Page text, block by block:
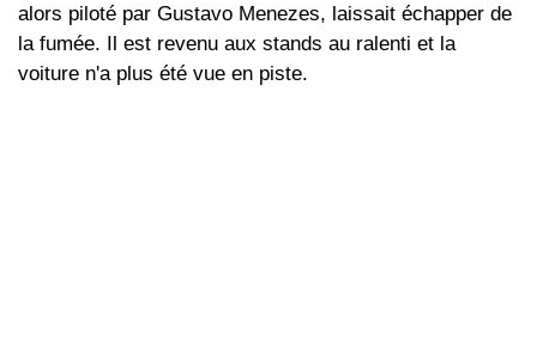
alors piloté par Gustavo Menezes, laissait échapper de
la fumée. Il est revenu aux stands au ralenti et la
voiture n'a plus été vue en piste.